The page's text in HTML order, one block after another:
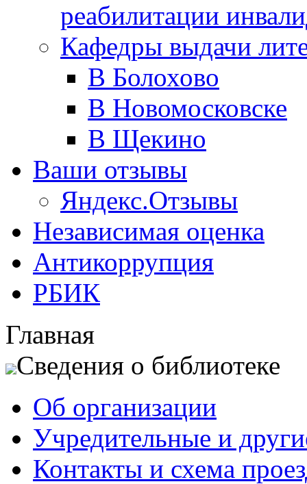
реабилитации
Кафедры выдачи
В Болохово
В Новомосковске
В Щекино
Ваши отзывы
Яндекс.Отзывы
Независимая оценка
Антикоррупция
РБИК
Главная
Сведения о библиотеке
Об организации
Учредительные и
Контакты и схема